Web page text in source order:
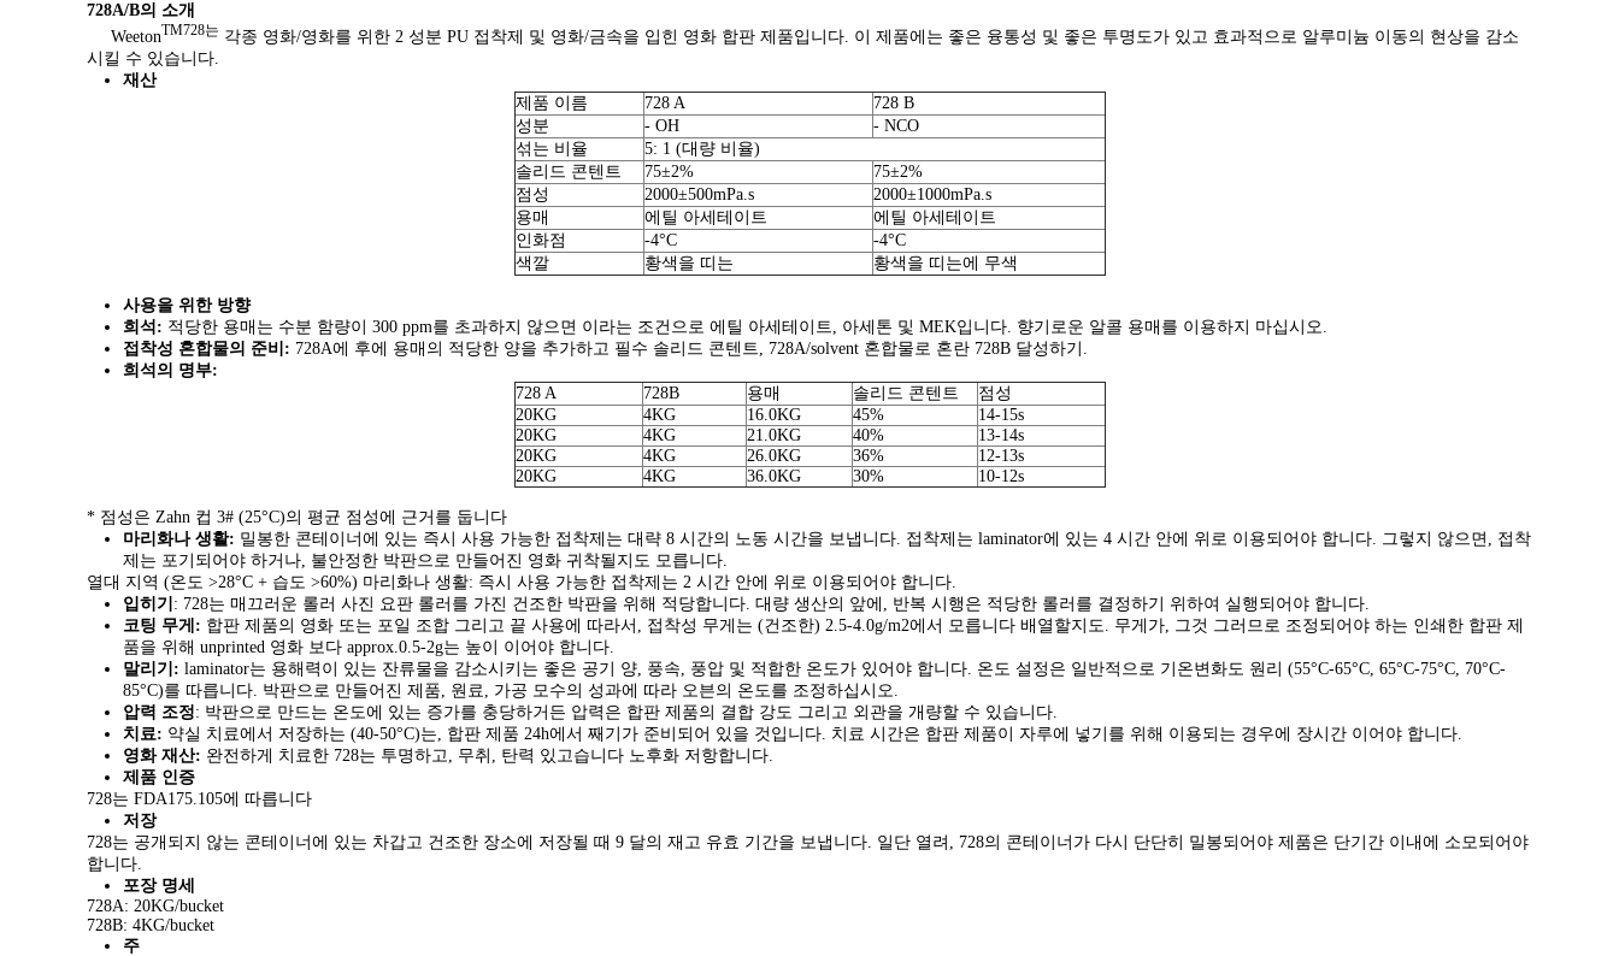
728A/B의 소개
WeetonTM728는 각종 영화/영화를 위한 2 성분 PU 접착제 및 영화/금속을 입힌 영화 합판 제품입니다. 이 제품에는 좋은 융통성 및 좋은 투명도가 있고 효과적으로 알루미늄 이동의 현상을 감소
시킬 수 있습니다.
재산
제품 이름
728 A
728 B
성분
- OH
- NCO
섞는 비율
5: 1 (대량 비율)
솔리드 콘텐트
75±2%
75±2%
점성
2000±500mPa.s
2000±1000mPa.s
용매
에틸 아세테이트
에틸 아세테이트
인화점
-4°C
-4°C
색깔
황색을 띠는 황색을 띠는에 무색
사용을 위한 방향
희석: 적당한 용매는 수분 함량이 300 ppm를 초과하지 않으면 이라는 조건으로 에틸 아세테이트, 아세톤 및 MEK입니다. 향기로운 알콜 용매를 이용하지 마십시오.
접착성 혼합물의 준비: 728A에 후에 용매의 적당한 양을 추가하고 필수 솔리드 콘텐트, 728A/solvent 혼합물로 혼란 728B 달성하기.
희석의 명부:
728 A
728B 용매 솔리드 콘텐트
점성
20KG
4KG 16.0KG 45%
14-15s
20KG
4KG 21.0KG 40%
13-14s
20KG
4KG 26.0KG 36%
12-13s
20KG
4KG 36.0KG 30% 10-12s
* 점성은 Zahn 컵 3# (25°C)의 평균 점성에 근거를 둡니다
마리화나 생활: 밀봉한 콘테이너에 있는 즉시 사용 가능한 접착제는 대략 8 시간의 노동 시간을 보냅니다. 접착제는 laminator에 있는 4 시간 안에 위로 이용되어야 합니다. 그렇지 않으면, 접착
제는 포기되어야 하거나, 불안정한 박판으로 만들어진 영화 귀착될지도 모릅니다.
열대 지역 (온도 >28°C + 습도 >60%) 마리화나 생활: 즉시 사용 가능한 접착제는 2 시간 안에 위로 이용되어야 합니다.
입히기 : 728는 매끄러운 롤러 사진 요판 롤러를 가진 건조한 박판을 위해 적당합니다. 대량 생산의 앞에, 반복 시행은 적당한 롤러를 결정하기 위하여 실행되어야 합니다.
코팅 무게: 합판 제품의 영화 또는 포일 조합 그리고 끝 사용에 따라서, 접착성 무게는 (건조한) 2.5-4.0g/m2에서 모릅니다 배열할지도. 무게가, 그것 그러므로 조정되어야 하는 인쇄한 합판 제
품을 위해 unprinted 영화 보다 approx.0.5-2g는 높이 이어야 합니다.
말리기: laminator는 용해력이 있는 잔류물을 감소시키는 좋은 공기 양, 풍속, 풍압 및 적합한 온도가 있어야 합니다. 온도 설정은 일반적으로 기온변화도 원리 (55°C-65°C, 65°C-75°C, 70°C-
85°C)를 따릅니다. 박판으로 만들어진 제품, 원료, 가공 모수의 성과에 따라 오븐의 온도를 조정하십시오.
압력 조정: 박판으로 만드는 온도에 있는 증가를 충당하거든 압력은 합판 제품의 결합 강도 그리고 외관을 개량할 수 있습니다.
치료: 약실 치료에서 저장하는 (40-50°C)는, 합판 제품 24h에서 째기가 준비되어 있을 것입니다. 치료 시간은 합판 제품이 자루에 넣기를 위해 이용되는 경우에 장시간 이어야 합니다.
영화 재산: 완전하게 치료한 728는 투명하고, 무취, 탄력 있고습니다 노후화 저항합니다.
제품 인증
728는 FDA175.105에 따릅니다
저장
728는 공개되지 않는 콘테이너에 있는 차갑고 건조한 장소에 저장될 때 9 달의 재고 유효 기간을 보냅니다. 일단 열려, 728의 콘테이너가 다시 단단히 밀봉되어야 제품은 단기간 이내에 소모되어야
합니다.
포장 명세
728A: 20KG/bucket
728B: 4KG/bucket
주